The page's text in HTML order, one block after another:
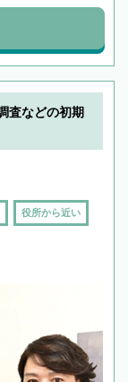
査などの初期
役所から近い